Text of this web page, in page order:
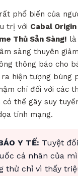
phổ biến của
trị với Cabal Origin
Thủ Sẵn Sàng! là
sàng thuyên
thông báo cho
ra hiện tượng bùng
chí đối với các
có thể gây suy
tính mạng.
Y TẾ: Tuyệt
cá nhân của
thử chỉ vì thấy